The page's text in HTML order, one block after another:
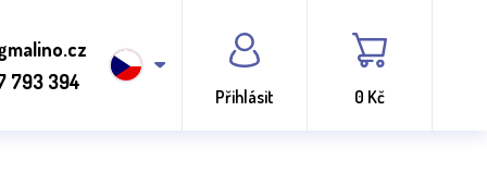
793 394
Přihlásit 0 Kč